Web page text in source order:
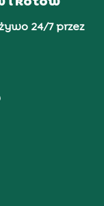
24/7 przez